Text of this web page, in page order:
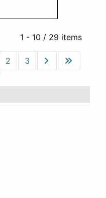
1 - 10 / 29 items
2 3